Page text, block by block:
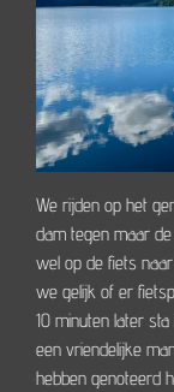
We rijden op het
dam tegen maar
wel op de fiets
we gelijk of er
10 minuten later
een vriendelijke
hebben genoteerd